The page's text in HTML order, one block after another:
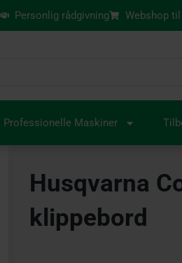
Personlig rådgivning Webshop
Professionelle Maskiner
Husqvarna
klippebord